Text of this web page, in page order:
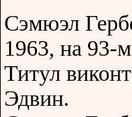
Сэмюэл
1963, на 93-
Титул
Эдвин.